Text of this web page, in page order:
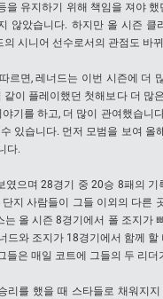
을 유지하기 위해 책임을 져야
않았습니다. 하지만 올 시즌 클
시니어 선수로서의 관점도 바
르면, 레너드는 이번 시즌에 더
같이 플레이했던 첫해보다 더 많
기를 하고, 더 많이 관여했습니
있습니다. 먼저 모범을 보여 올
다.
였으며 28경기 중 20승 8패의 기
지 사람들이 그들 이외의 다른
는 올 시즌 8경기에서 폴 조지가
드와 조지가 18경기에서 함께 할
들은 매일 코트에 그들의 두 리더
리를 했을 때 스타들로 채워지